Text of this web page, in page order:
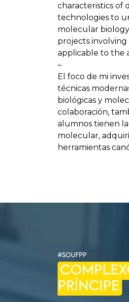
characteristics of
technologies to
molecular
projects
applicable to the
–
El foco de mi
técnicas
biológicas y
colaboración,
alumnos tienen
molecular,
herramientas
#SOUFPP
PRÍNCIPE